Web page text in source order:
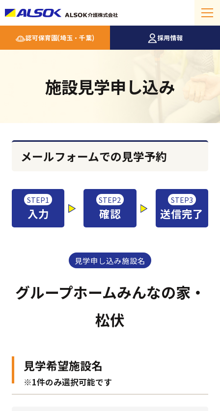
認可保育園(埼玉・千葉) 採用情報
施設見学申し込み
メールフォームでの見学予約
STEP1
入力
STEP2
確認
STEP3
送信完了
見学申し込み施設名
グループホームみんなの家・
松伏
見学希望施設名
※1件のみ選択可能です